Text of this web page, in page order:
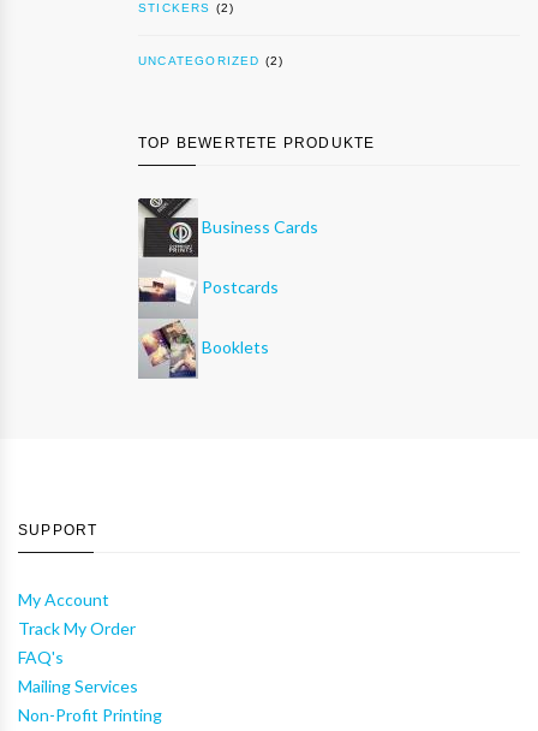
STICKERS (2)
UNCATEGORIZED (2)
TOP BEWERTETE PRODUKTE
Business Cards
Postcards
Booklets
SUPPORT
My Account
Track My Order
FAQ's
Mailing Services
Non-Profit Printing